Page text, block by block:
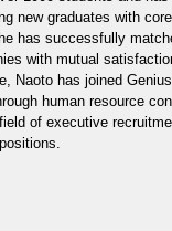
new graduates with
has successfully
with mutual
Naoto has joined
human resource
of executive